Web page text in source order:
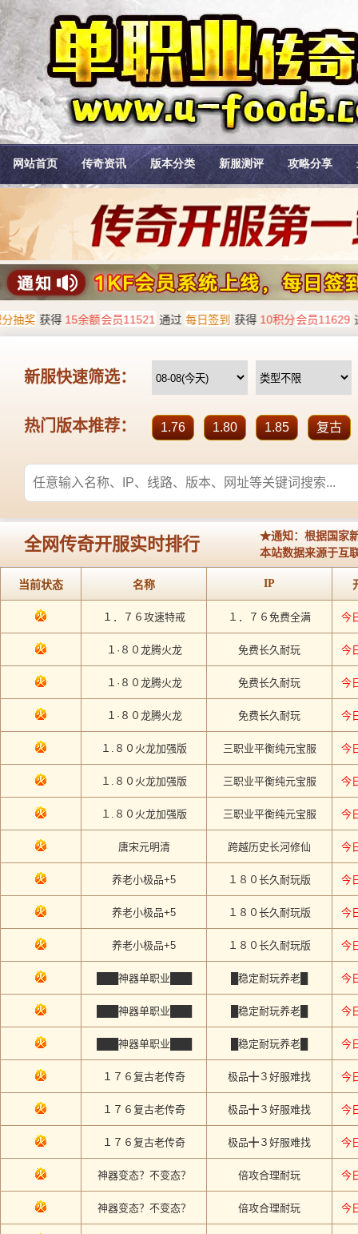
网站首页 传奇资讯 版本分类 新服测评 攻略分享